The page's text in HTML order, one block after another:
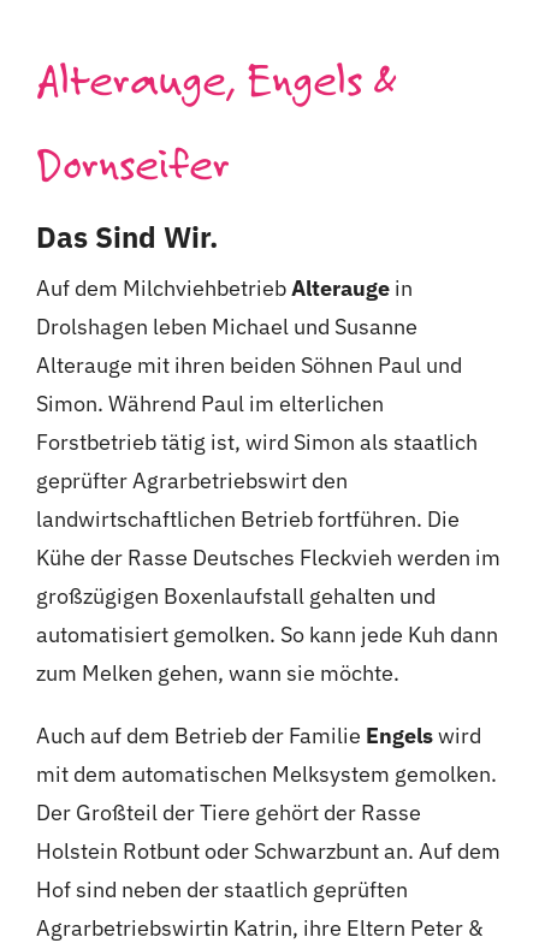
Alterauge, Engels &
Dornseifer
Das Sind Wir.
Auf dem MilchviehbetriebAlteraugein
Drolshagen leben Michael und Susanne
Alterauge mit ihren beiden Söhnen Paul und
Simon. Während Paul im elterlichen
Forstbetrieb tätig ist, wird Simon als staatlich
geprüfter Agrarbetriebswirt den
landwirtschaftlichen Betrieb fortführen. Die
Kühe der Rasse Deutsches Fleckvieh werden im
großzügigen Boxenlaufstall gehalten und
automatisiert gemolken. So kann jede Kuh dann
zum Melken gehen, wann sie möchte.
Auch auf dem Betrieb der Familie Engelswird
mit dem automatischen Melksystem gemolken.
Der Großteil der Tiere gehört der Rasse
Holstein Rotbunt oder Schwarzbunt an. Auf dem
Hof sind neben der staatlich geprüften
Agrarbetriebswirtin Katrin, ihre Eltern Peter &